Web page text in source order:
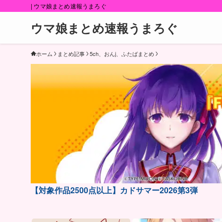
| ウマ娘まとめ速報うまろぐ
ウマ娘まとめ速報うまろぐ
ホーム まとめ記事 5ch、おんj、ふたばまとめ
【対象作品2500点以上】カドサマー2026第3弾